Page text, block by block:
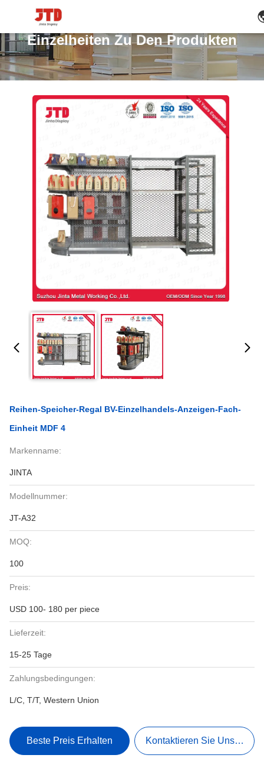
Einzelheiten Zu Den Produkten
Reihen-Speicher-Regal BV-Einzelhandels-Anzeigen-Fach-
Einheit MDF 4
Markenname:
JINTA
Modellnummer:
JT-A32
MOQ:
100
Preis:
USD 100- 180 per piece
Lieferzeit:
15-25 Tage
Zahlungsbedingungen:
L/C, T/T, Western Union
Beste Preis Erhalten Kontaktieren Sie Uns Jetzt